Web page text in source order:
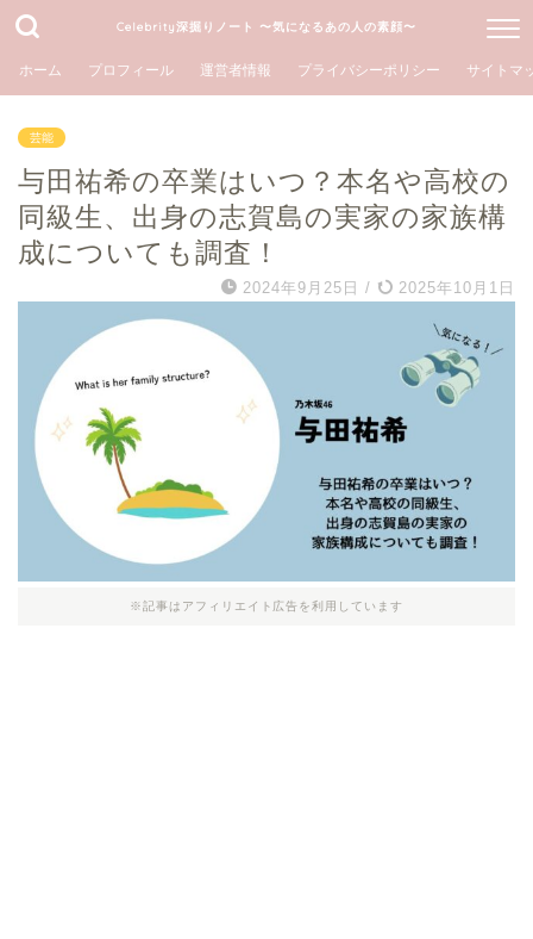
Celebrity深掘りノート 〜気になるあの人の素顔〜
ホーム プロフィール 運営者情報 プライバシーポリシー サイトマ
芸能
与田祐希の卒業はいつ？本名や高校の
同級生、出身の志賀島の実家の家族構
成についても調査！
2024年9月25日 / 2025年10月1日
※記事はアフィリエイト広告を利用しています